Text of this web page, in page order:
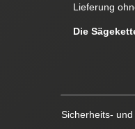
Lieferung
Die
Sicherheits-